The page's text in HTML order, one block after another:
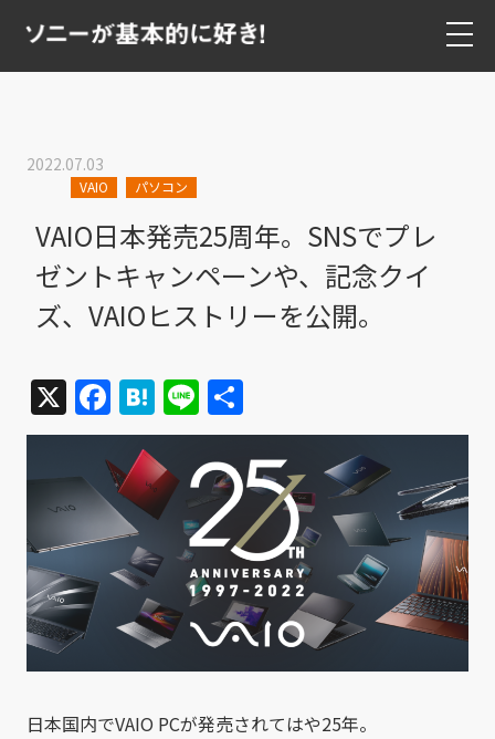
2022.07.03
VAIO パソコン
VAIO日本発売25周年。SNSでプレ
ゼントキャンペーンや、記念クイ
ズ、VAIOヒストリーを公開。
X Facebook
Hatena
Line
有
日本国内でVAIO PCが発売されてはや25年。